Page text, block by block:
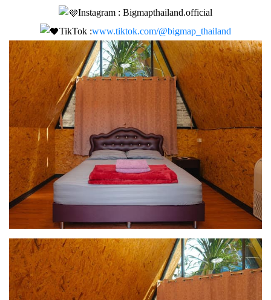
Instagram : Bigmapthailand.official
TikTok :www.tiktok.com/@bigmap_thailand